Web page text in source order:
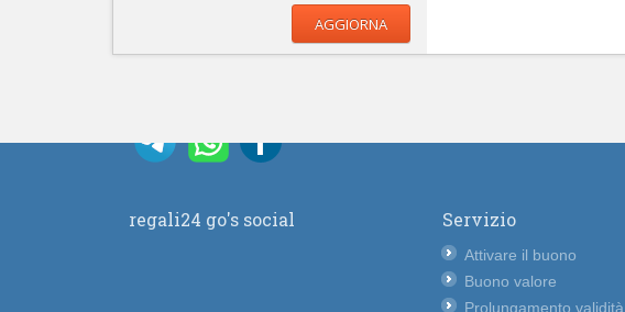
AGGIORNA
regali24 go's social Servizio
Attivare il buono
Buono valore
Prolungamento validità